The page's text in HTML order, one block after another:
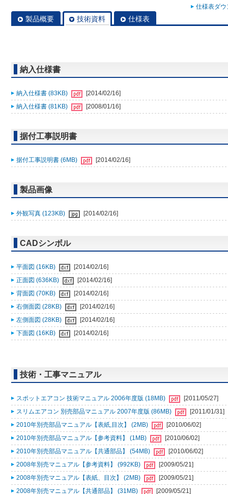
仕様表ダ
製品概要 技術資料 仕様表
納入仕様書
納入仕様書 (83KB)
[2014/02/16]
納入仕様書 (81KB)
[2008/01/16]
据付工事説明書
据付工事説明書 (6MB) [2014/02/16]
製品画像
外観写真 (123KB) [2014/02/16]
CADシンボル
平面図 (16KB)
[2014/02/16]
正面図 (636KB)
[2014/02/16]
背面図 (70KB)
[2014/02/16]
右側面図 (28KB)
[2014/02/16]
左側面図 (28KB)
[2014/02/16]
下面図 (16KB)
[2014/02/16]
技術・工事マニュアル
スポットエアコン 技術マニュアル 2006年度版 (18MB)
[2011/05/27]
スリムエアコン 別売部品マニュアル 2007年度版 (86MB)
[2011/01/31]
2010年別売部品マニュアル【表紙,目次】 (2MB)
[2010/06/02]
2010年別売部品マニュアル【参考資料】 (1MB)
[2010/06/02]
2010年別売部品マニュアル【共通部品】 (54MB)
[2010/06/02]
2008年別売マニュアル【参考資料】 (992KB)
[2009/05/21]
2008年別売マニュアル【表紙、目次】 (2MB)
[2009/05/21]
2008年別売マニュアル【共通部品】 (31MB)
[2009/05/21]